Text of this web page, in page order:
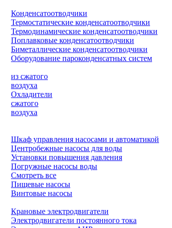
Конденсатоотводчики
Термостатические конденсатоотводчики
Термодинамические конденсатоотводчики
Поплавковые конденсатоотводчики
Биметаллические конденсатоотводчики
Оборудование пароконденсатных систем
из сжатого
воздуха
Охладители
сжатого
воздуха
Шкаф управления насосами и автоматикой
Центробежные насосы для воды
Установки повышения давления
Погружные насосы воды
Смотреть все
Пищевые насосы
Винтовые насосы
Крановые электродвигатели
Электродвигатели постоянного тока